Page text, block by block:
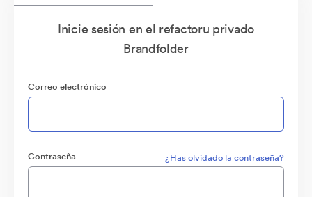
Inicie sesión en el refactoru privado
Brandfolder
Correo electrónico
Contraseña ¿Has olvidado la contraseña?